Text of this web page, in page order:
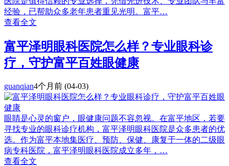
经验，已帮助众多老年患者重见光明。富平…
查看全文
富平泽明眼科医院怎么样？专业眼科诊
疗，守护富平百姓眼健康
guanqian4个月前 (04-03)
眼睛是心灵的窗户，眼健康问题不容忽视。在富平地区，若要
寻找专业的眼科诊疗机构，富平泽明眼科医院是众多患者的优
选。作为富平本地集医疗、预防、保健、康复于一体的二级眼
病专科医院，富平泽明眼科医院成立多年，…
查看全文